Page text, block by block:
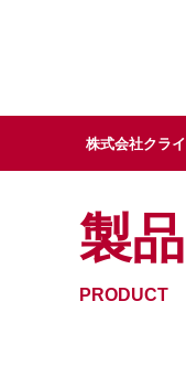
株式会社クラ
製
PRODUCT